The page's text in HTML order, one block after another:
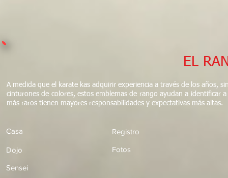
EL
A medida que el karate kas adquirir experiencia a través de los años,
cinturones de colores, estos emblemas de rango ayudan a
más raros tienen mayores responsabilidades y expectativas más altas.
Casa
Dojo
Registro
Fotos
Sensei